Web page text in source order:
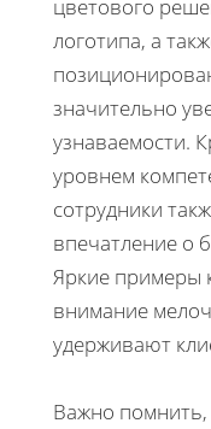
цветового
логотипа, а
значительно
узнаваемости.
уровнем
сотрудники
впечатление о
Яркие примеры
внимание
удерживают
Важно помнить,